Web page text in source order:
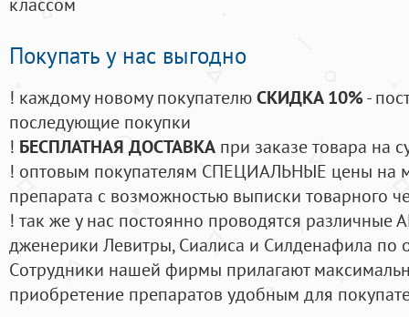
Покупать у нас выгодно
! каждому новому покупателюСКИДКА 10%-
последующие покупки
! БЕСПЛАТНАЯ ДОСТАВКА при заказе товара на
! оптовым покупателям СПЕЦИАЛЬНЫЕ цены на
препарата с возможностью выписки товарного
! так же у нас постоянно проводятся
дженерики Левитры, Сиалиса и Силденафила по
Cотрудники нашей фирмы прилагают
приобретение препаратов удобным для